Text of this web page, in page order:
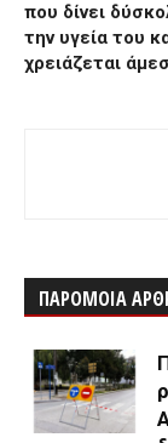
που δίνει
την υγεία του
χρειάζεται
ΠΑΡΟΜΟΙΑ